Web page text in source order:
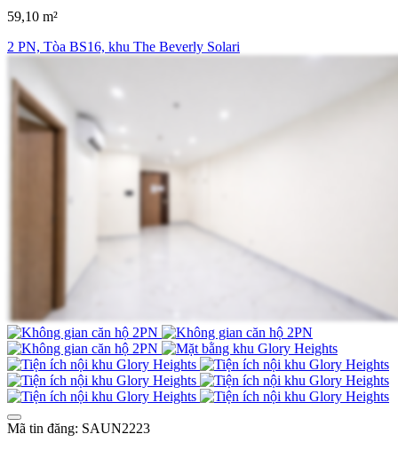
59,10 m²
2 PN, Tòa BS16, khu The Beverly Solari
Mã tin đăng: SAUN2223